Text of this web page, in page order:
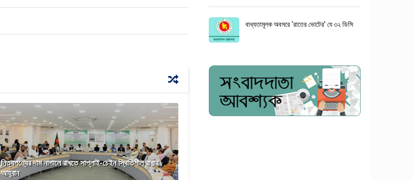
নিত্যপণ্যের দাম নাগালে রাখতে সাপ্লাই-চেইন স্থিতিশীল রাখার
আহ্বান
বাধ্যতামূলক অবসরে ‘রাতের ভোটের’ যে ৩২ ডিসি